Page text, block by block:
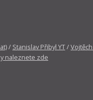
/ Stanislav Přibyl YT/
naleznete zde